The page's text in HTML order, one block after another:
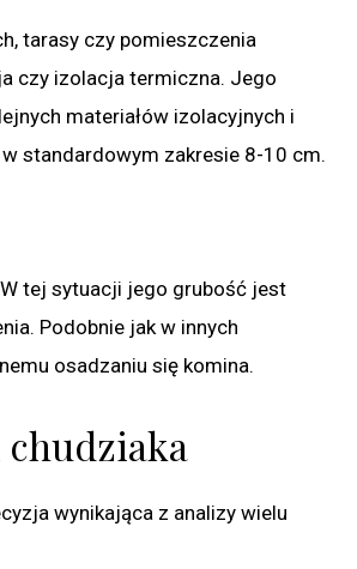
tarasy czy pomieszczenia
czy izolacja termiczna. Jego
materiałów izolacyjnych i
standardowym zakresie 8-10 cm.
tej sytuacji jego grubość jest
Podobnie jak w innych
osadzaniu się komina.
chudziaka
wynikająca z analizy wielu